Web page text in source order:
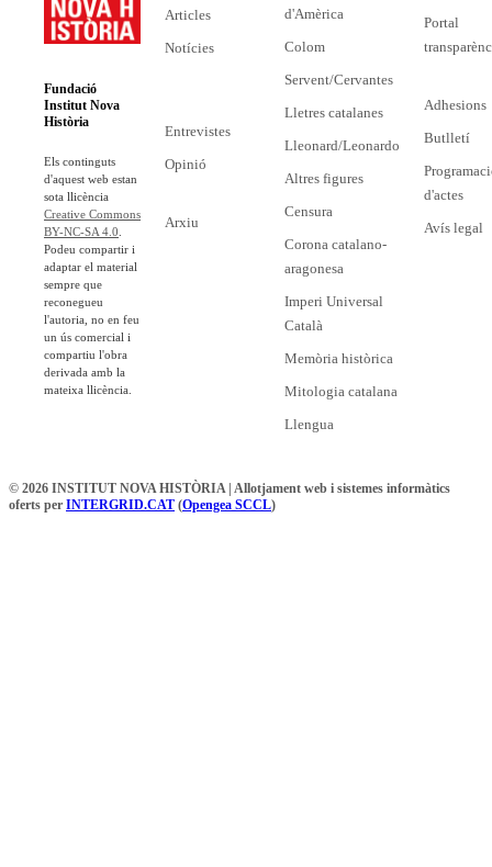
Fundació
Institut Nova
Història
Els continguts
d'aquest web estan
sota llicència
Creative Commons
BY-NC-SA 4.0
Podeu compartir i
adaptar el material
sempre que
reconegueu
l'autoria, no en feu
un ús comercial i
compartiu l'obra
derivada amb la
mateixa llicència.
Articles
Notícies
Entrevistes
Opinió
Arxiu
d'Amèrica
Colom
Servent/Cervantes
Lletres catalanes
Lleonard/Leonardo
Altres figures
Censura
Corona catalano-
aragonesa
Imperi Universal
Català
Memòria històrica
Mitologia catalana
Llengua
Portal
Adhesions
Butlletí
d'actes
Avís legal
© 2026 INSTITUT NOVA HISTÒRIA | Allotjament web i sistemes informàtics
oferts per INTERGRID.CAT (Opengea SCCL)